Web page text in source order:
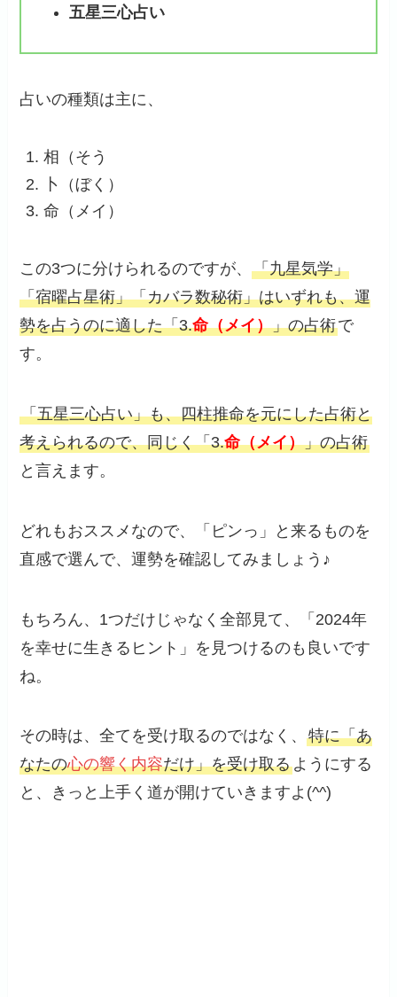
五星三心占い
占いの種類は主に、
相（そう
卜（ぼく）
命（メイ）
この3つに分けられるのですが、「九星気学」
「宿曜占星術」「カバラ数秘術」はいずれも、運
勢を占うのに適した「3.命（メイ）」の占術で
す。
「五星三心占い」も、四柱推命を元にした占術と
考えられるので、同じく「3.命（メイ）」の占術
と言えます。
どれもおススメなので、「ピンっ」と来るものを
直感で選んで、運勢を確認してみましょう♪
もちろん、1つだけじゃなく全部見て、「2024年
を幸せに生きるヒント」を見つけるのも良いです
ね。
その時は、全てを受け取るのではなく、特に「あ
なたの心の響く内容だけ」を受け取るようにする
と、きっと上手く道が開けていきますよ(^^)